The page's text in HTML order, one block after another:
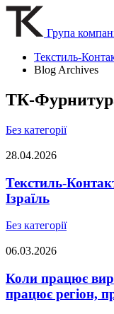
Група
Текстиль-
Blog Archives
ТК-
Без категорії
28.04.2026
Текстиль-
Ізраїль
Без категорії
06.03.2026
Коли працює
працює регіон,